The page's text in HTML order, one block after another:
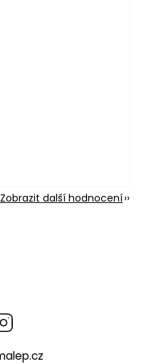
Zobrazit další hodnocení